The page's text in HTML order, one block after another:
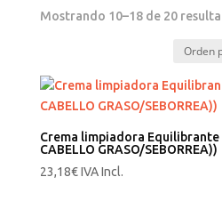
Mostrando 10–18 de 20
Crema limpiadora Equilibrante
CABELLO GRASO/SEBORREA))
23,18€ IVA Incl.